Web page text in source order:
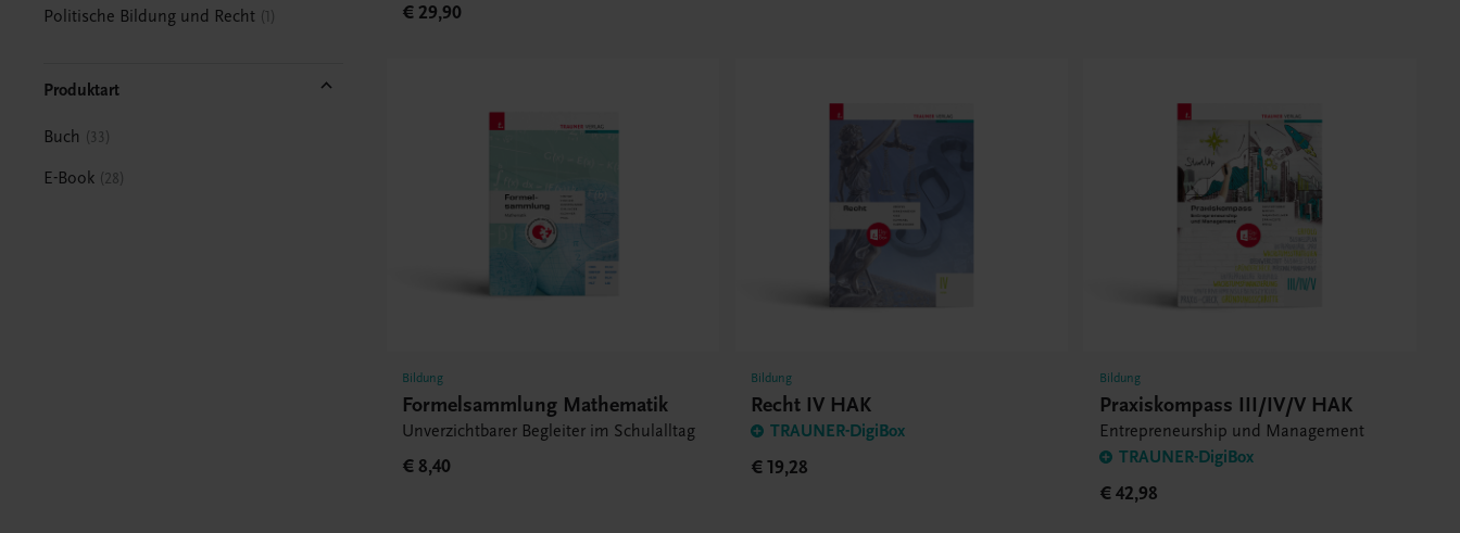
Politische Bildung und Recht 1
Produktart
Buch 33
E-Book 28
€ 29,90
Bildung
Formelsammlung Mathematik
Unverzichtbarer Begleiter im Schulalltag
€ 8,40
Bildung
Recht IV HAK
TRAUNER-DigiBox
€ 19,28
Bildung
Praxiskompass III/IV/V HAK
Entrepreneurship und Management
TRAUNER-DigiBox
€ 42,98